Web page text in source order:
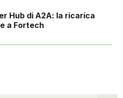
Hub di A2A: la ricarica
a Fortech